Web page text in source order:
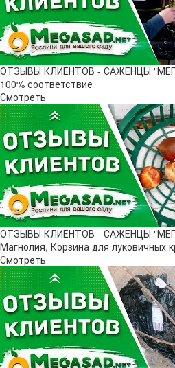
ОТЗЫВЫ КЛИЕНТОВ - САЖЕНЦЫ
100% соответствие
Смотреть
ОТЗЫВЫ КЛИЕНТОВ - САЖЕНЦЫ
Магнолия, Корзина для луковичных
Смотреть